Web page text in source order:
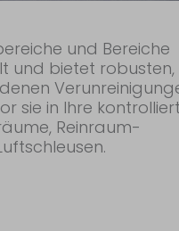
und Bereiche
und bietet robusten,
sie in Ihre
Reinraum-